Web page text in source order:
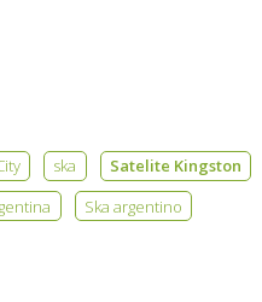
ska
Satelite Kingston
Ska argentino